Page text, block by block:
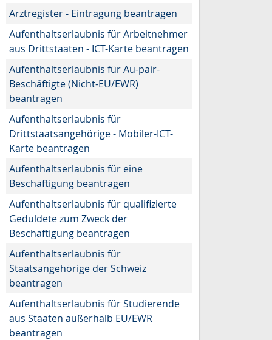
Arztregister - Eintragung beantragen
Aufenthaltserlaubnis für Arbeitnehmer
aus Drittstaaten - ICT-Karte beantragen
Aufenthaltserlaubnis für Au-pair-
Beschäftigte (Nicht-EU/EWR)
beantragen
Aufenthaltserlaubnis für
Drittstaatsangehörige - Mobiler-ICT-
Karte beantragen
Aufenthaltserlaubnis für eine
Beschäftigung beantragen
Aufenthaltserlaubnis für qualifizierte
Geduldete zum Zweck der
Beschäftigung beantragen
Aufenthaltserlaubnis für
Staatsangehörige der Schweiz
beantragen
Aufenthaltserlaubnis für Studierende
aus Staaten außerhalb EU/EWR
beantragen